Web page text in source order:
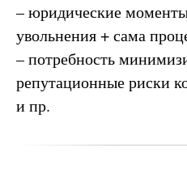
– юридические
увольнения + сама
– потребность
репутационные риски
и пр.